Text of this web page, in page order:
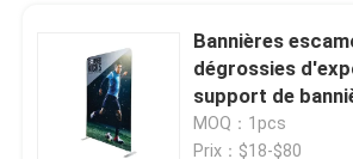
Bannières
dégrossies
support de
commercial de
doubles
MOQ：1pcs
Prix：$18-$80